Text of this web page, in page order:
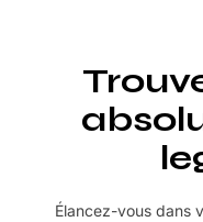
Élancez-vous dans